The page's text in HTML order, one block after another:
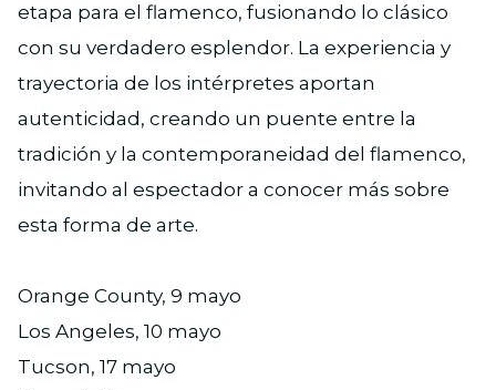
etapa para el flamenco, fusionando lo clásico
con su verdadero esplendor. La experiencia y
trayectoria de los intérpretes aportan
autenticidad, creando un puente entre la
tradición y la contemporaneidad del flamenco,
invitando al espectador a conocer más sobre
esta forma de arte.
Orange County, 9 mayo
Los Angeles, 10 mayo
Tucson, 17 mayo